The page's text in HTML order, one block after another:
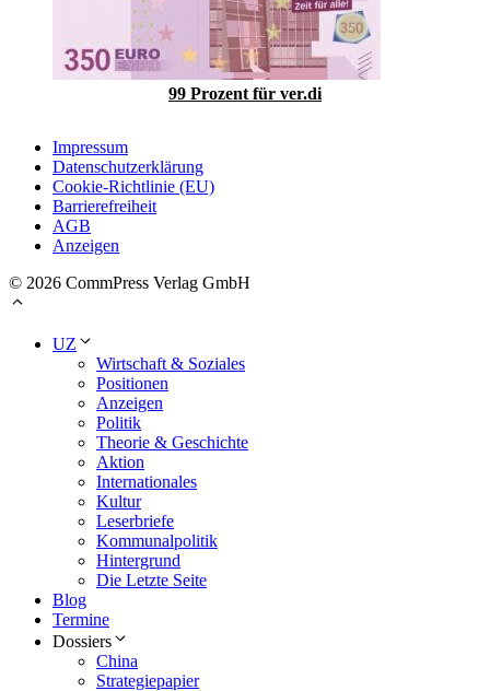
99 Prozent für ver.di
Impressum
Datenschutzerklärung
Cookie-Richtlinie (EU)
Barrierefreiheit
AGB
Anzeigen
© 2026 CommPress Verlag GmbH
UZ
Wirtschaft & Soziales
Positionen
Anzeigen
Politik
Theorie & Geschichte
Aktion
Internationales
Kultur
Leserbriefe
Kommunalpolitik
Hintergrund
Die Letzte Seite
Blog
Termine
Dossiers
China
Strategiepapier